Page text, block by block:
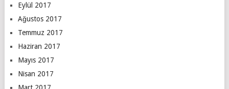
Eylül 2017
Ağustos 2017
Temmuz 2017
Haziran 2017
Mayıs 2017
Nisan 2017
Mart 2017